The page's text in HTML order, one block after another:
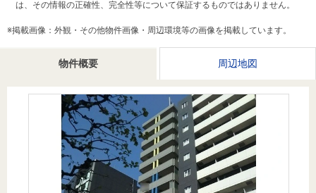
す
投
用
件
を
探
す
事業
用物
件を
売却
時手
金額
売却向け
サービス
周辺相場
検索
住まい1プ
ラス（お
役立ちコ
（電子ブ物件概要 周辺地図
は、その情報の正確性、完全性等について保証するものではありません。
※掲載画像：外観・その他物件画像・周辺環境等の画像を掲載しています。